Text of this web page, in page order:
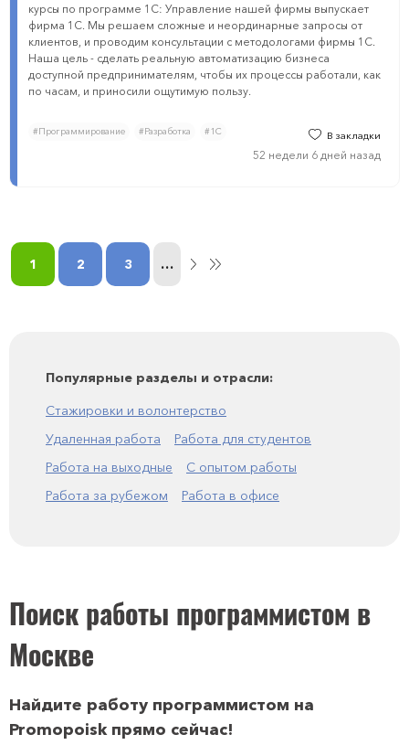
курсы по программе 1С: Управление нашей фирмы выпускает
фирма 1С. Мы решаем сложные и неординарные запросы от
клиентов, и проводим консультации с методологами фирмы 1С.
Наша цель - сделать реальную автоматизацию бизнеса
доступной предпринимателям, чтобы их процессы работали, как
по часам, и приносили ощутимую пользу.
#Программирование #Разработка #1С В закладки
52 недели 6 дней назад
1 2 3 …
Популярные разделы и отрасли:
Стажировки и волонтерство
Удаленная работа
Работа для студентов
Работа на выходные
С опытом работы
Работа за рубежом
Работа в офисе
Поиск работы программистом в
Москве
Найдите работу программистом на
Promopoisk прямо сейчас!